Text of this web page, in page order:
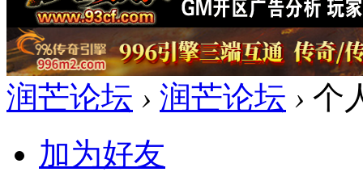
润芒论坛 › 润芒论坛 › 个
加为好友